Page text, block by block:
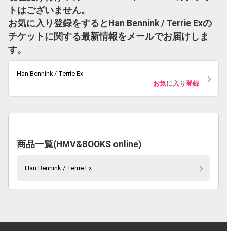
トはございません。
お気に入り登録をするとHan Bennink / Terrie Exの
チケットに関する最新情報をメールでお届けしま
す。
Han Bennink / Terrie Ex
お気に入り登録
商品一覧(HMV&BOOKS online)
Han Bennink / Terrie Ex